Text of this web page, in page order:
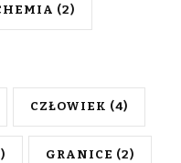
(2)
CZŁOWIEK (4)
GRANICE (2)